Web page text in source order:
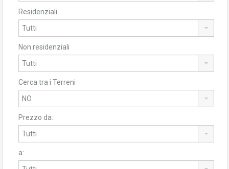
Residenziali
Non residenziali
Cerca tra i Terreni
Prezzo da:
a: